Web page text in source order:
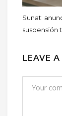
Sunat:
suspensión
LEAVE A